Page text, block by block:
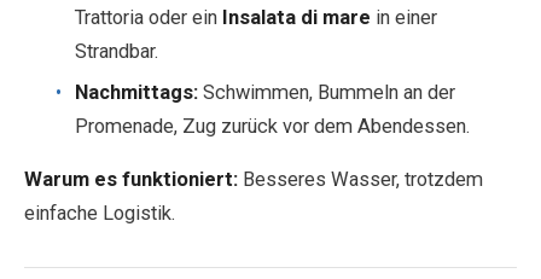
Trattoria oder ein Insalata di mare in einer
Strandbar.
Nachmittags: Schwimmen, Bummeln an der
Promenade, Zug zurück vor dem Abendessen.
Warum es funktioniert: Besseres Wasser, trotzdem
einfache Logistik.